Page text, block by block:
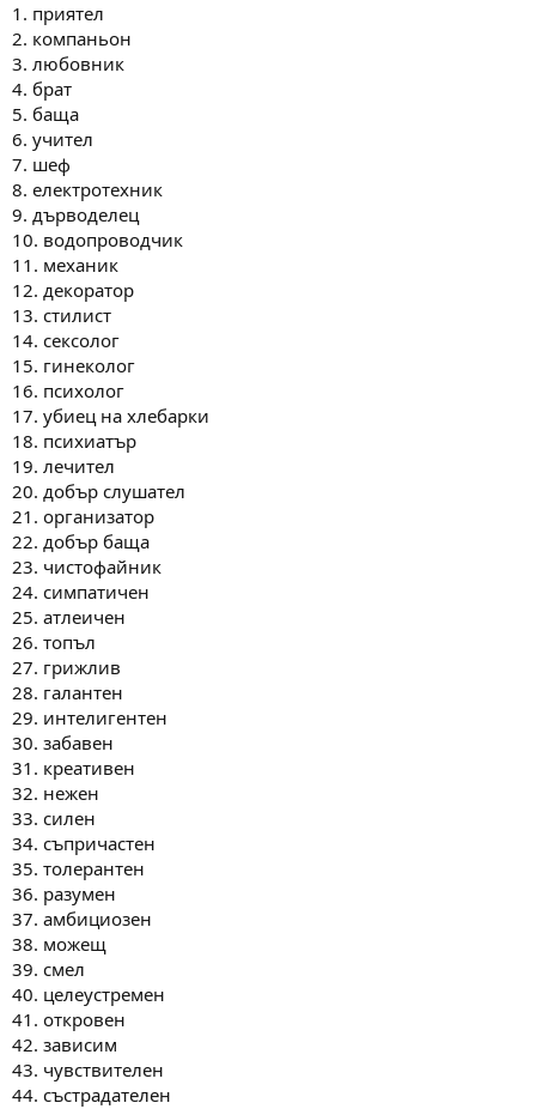
1. приятел
2. компаньон
3. любовник
4. брат
5. баща
6. учител
7. шеф
8. електротехник
9. дърводелец
10. водопроводчик
11. механик
12. декоратор
13. стилист
14. сексолог
15. гинеколог
16. психолог
17. убиец на хлебарки
18. психиатър
19. лечител
20. добър слушател
21. организатор
22. добър баща
23. чистофайник
24. симпатичен
25. атлеичен
26. топъл
27. грижлив
28. галантен
29. интелигентен
30. забавен
31. креативен
32. нежен
33. силен
34. съпричастен
35. толерантен
36. разумен
37. амбициозен
38. можещ
39. смел
40. целеустремен
41. откровен
42. зависим
43. чувствителен
44. състрадателен